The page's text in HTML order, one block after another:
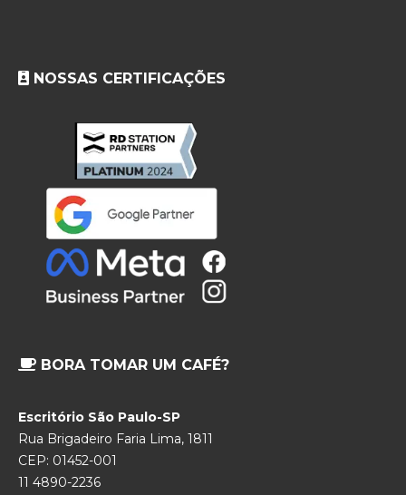
NOSSAS CERTIFICAÇÕES
BORA TOMAR UM CAFÉ?
Escritório São Paulo-SP
Rua Brigadeiro Faria Lima, 1811
CEP: 01452-001
11 4890-2236